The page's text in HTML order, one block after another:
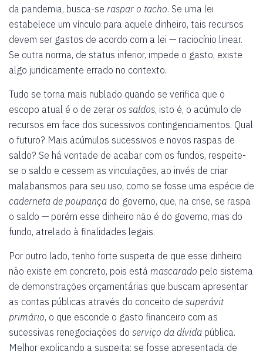
da pandemia, busca-se raspar o tacho. Se uma lei
estabelece um vínculo para aquele dinheiro, tais recursos
devem ser gastos de acordo com a lei — raciocínio linear.
Se outra norma, de status inferior, impede o gasto, existe
algo juridicamente errado no contexto.
Tudo se torna mais nublado quando se verifica que o
escopo atual é o de zerar os saldos, isto é, o acúmulo de
recursos em face dos sucessivos contingenciamentos. Qual
o futuro? Mais acúmulos sucessivos e novos raspas de
saldo? Se há vontade de acabar com os fundos, respeite-
se o saldo e cessem as vinculações, ao invés de criar
malabarismos para seu uso, como se fosse uma espécie de
caderneta de poupança do governo, que, na crise, se raspa
o saldo — porém esse dinheiro não é do governo, mas do
fundo, atrelado à finalidades legais.
Por outro lado, tenho forte suspeita de que esse dinheiro
não existe em concreto, pois está mascarado pelo sistema
de demonstrações orçamentárias que buscam apresentar
as contas públicas através do conceito de superávit
primário, o que esconde o gasto financeiro com as
sucessivas renegociações do serviço da dívida pública.
Melhor explicando a suspeita: se fosse apresentada de